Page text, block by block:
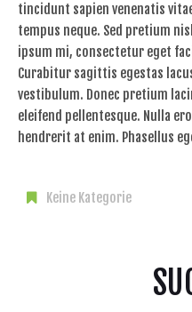
tincidunt sapien venenatis
tempus neque. Sed pretium
ipsum mi, consectetur eget
Curabitur sagittis egestas
vestibulum. Donec pretium
eleifend pellentesque. Nulla
hendrerit at enim. Phasellus
Keine Kategorie